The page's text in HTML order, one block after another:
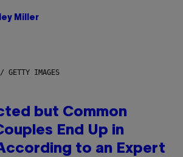
Miller
/ GETTY IMAGES
but Common
End Up in
to an Expert